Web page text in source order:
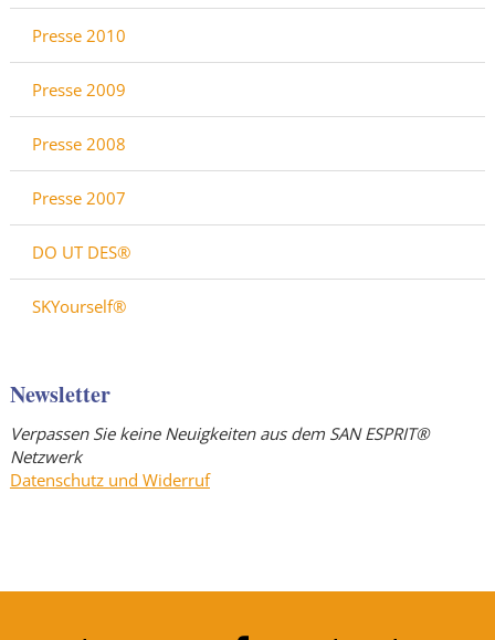
Presse 2010
Presse 2009
Presse 2008
Presse 2007
DO UT DES®
SKYourself®
Newsletter
Verpassen Sie keine Neuigkeiten aus dem SAN ESPRIT®
Netzwerk
Datenschutz und Widerruf